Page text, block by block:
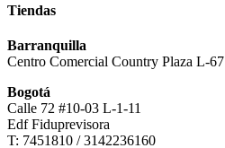
Tiendas
Barranquilla
Centro Comercial Country Plaza L-67
Bogotá
Calle 72 #10-03 L-1-11
Edf Fiduprevisora
T: 7451810 / 3142236160